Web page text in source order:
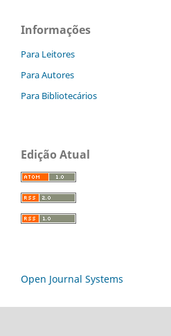
Informações
Para Leitores
Para Autores
Para Bibliotecários
Edição Atual
Open Journal Systems